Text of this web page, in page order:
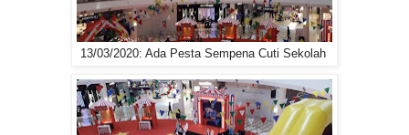
13/03/2020: Ada Pesta Sempena Cuti Sekolah